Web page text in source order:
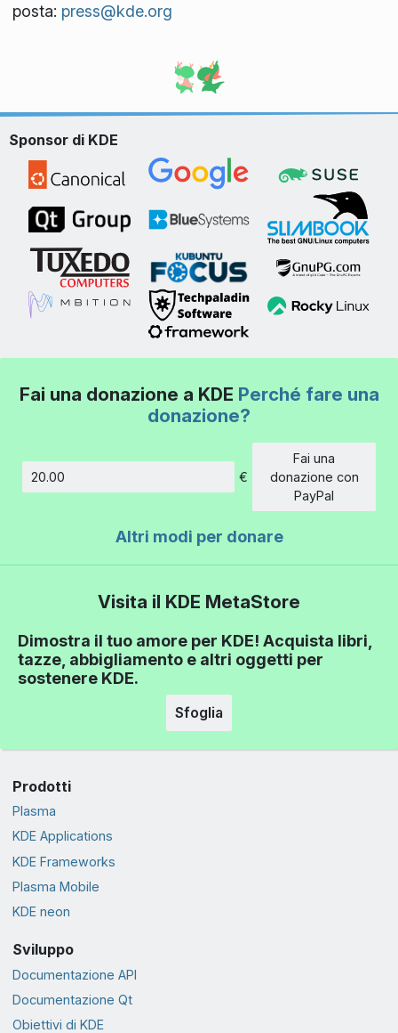
posta: press@kde.org
Sponsor di KDE
Fai una donazione a KDE Perché fare una
donazione?
Importo
€
Fai una
donazione con
PayPal
Altri modi per donare
Visita il KDE MetaStore
Dimostra il tuo amore per KDE! Acquista libri,
tazze, abbigliamento e altri oggetti per
sostenere KDE.
Sfoglia
Prodotti
Plasma
KDE Applications
KDE Frameworks
Plasma Mobile
KDE neon
Sviluppo
Documentazione API
Documentazione Qt
Obiettivi di KDE